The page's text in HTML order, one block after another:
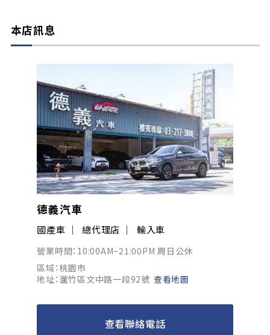
本店訊息
德義汽車
國產車 總代理店 輸入車
營業時間：10:00AM~21:00PM 周日公休
區域：桃園市
地址：蘆竹區文中路一段92號 查看地圖
查看聯絡電話